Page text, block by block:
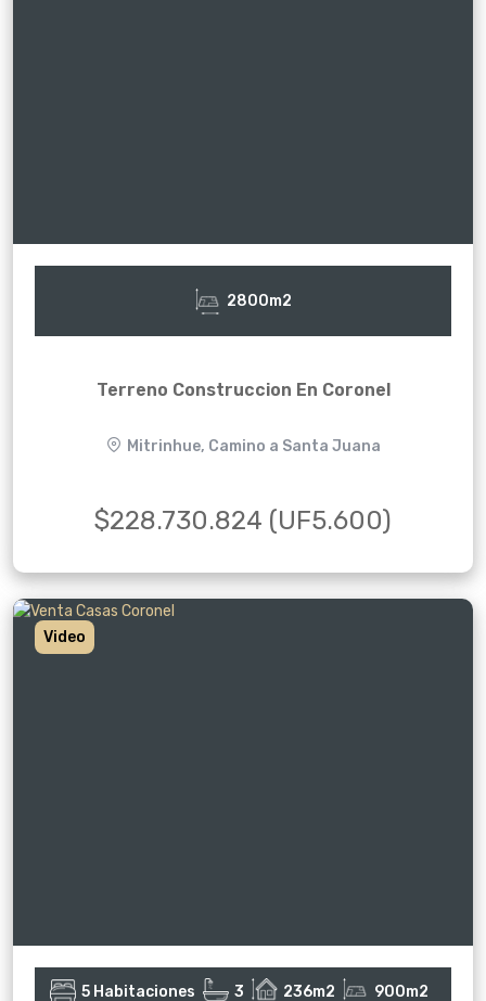
2800m2
Terreno Construccion En Coronel
Mitrinhue, Camino a Santa Juana
$228.730.824 (UF5.600)
Video
5 Habitaciones 3 236m2 900m2